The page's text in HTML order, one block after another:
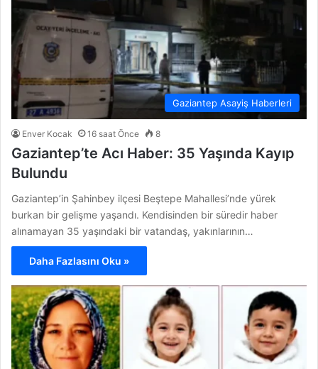
Gaziantep Asayiş Haberleri
Enver Kocak 16 saat Önce 8
Gaziantep’te Acı Haber: 35 Yaşında Kayıp
Bulundu
Gaziantep’in Şahinbey ilçesi Beştepe Mahallesi’nde yürek
burkan bir gelişme yaşandı. Kendisinden bir süredir haber
alınamayan 35 yaşındaki bir vatandaş, yakınlarının…
Daha Fazlasını Oku »